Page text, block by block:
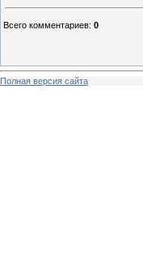
Всего комментариев: 0
Полная версия сайта